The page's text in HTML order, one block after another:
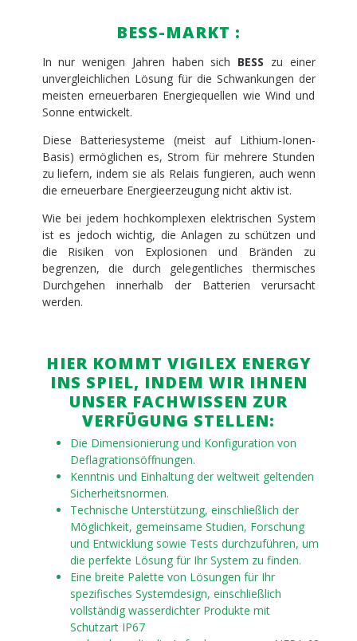
BESS-MARKT :
In nur wenigen Jahren haben sich BESS zu einer
unvergleichlichen Lösung für die Schwankungen der
meisten erneuerbaren Energiequellen wie Wind und
Sonne entwickelt.
Diese Batteriesysteme (meist auf Lithium-Ionen-
Basis) ermöglichen es, Strom für mehrere Stunden
zu liefern, indem sie als Relais fungieren, auch wenn
die erneuerbare Energieerzeugung nicht aktiv ist.
Wie bei jedem hochkomplexen elektrischen System
ist es jedoch wichtig, die Anlagen zu schützen und
die Risiken von Explosionen und Bränden zu
begrenzen, die durch gelegentliches thermisches
Durchgehen innerhalb der Batterien verursacht
werden.
HIER KOMMT VIGILEX ENERGY
INS SPIEL, INDEM WIR IHNEN
UNSER FACHWISSEN ZUR
VERFÜGUNG STELLEN:
Die Dimensionierung und Konfiguration von
Deflagrationsöffnungen.
Kenntnis und Einhaltung der weltweit geltenden
Sicherheitsnormen.
Technische Unterstützung, einschließlich der
Möglichkeit, gemeinsame Studien, Forschung
und Entwicklung sowie Tests durchzuführen, um
die perfekte Lösung für Ihr System zu finden.
Eine breite Palette von Lösungen für Ihr
spezifisches Systemdesign, einschließlich
vollständig wasserdichter Produkte mit
Schutzart IP67